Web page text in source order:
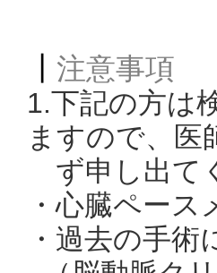
注意事項
1.下記の方は
ますので、医
ず申し出て
・心臓ペー
・過去の手